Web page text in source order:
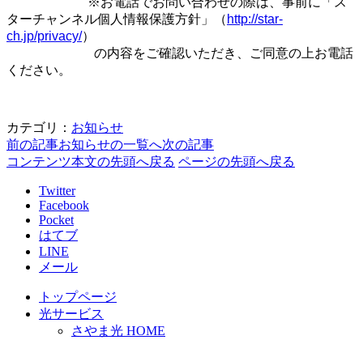
ターチャンネル個人情報保護方針」（ http://star-
ch.jp/privacy/）
の内容をご確認いただき、ご同意の上お電話
ください。
カテゴリ： お知らせ
前の記事お知らせの一覧へ次の記事
コンテンツ本文の先頭へ戻る ページの先頭へ戻る
Twitter
Facebook
Pocket
はてブ
LINE
メール
トップページ
光サービス
さやま光 HOME